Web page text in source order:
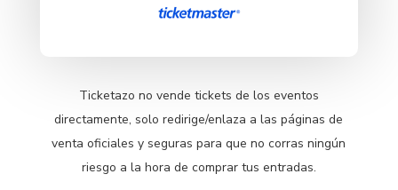
Ticketazo no vende tickets de los eventos
directamente, solo redirige/enlaza a las páginas de
venta oficiales y seguras para que no corras ningún
riesgo a la hora de comprar tus entradas.